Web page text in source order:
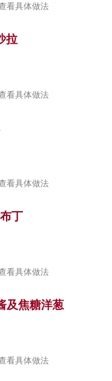
看具体做法
拉
看具体做法
看具体做法
丁
看具体做法
及焦糖洋葱
看具体做法